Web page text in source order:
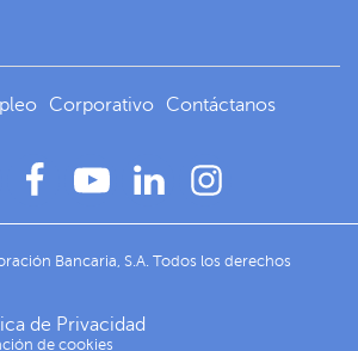
Corporativo Contáctanos
Bancaria, S.A. Todos los derechos
de Privacidad
de cookies